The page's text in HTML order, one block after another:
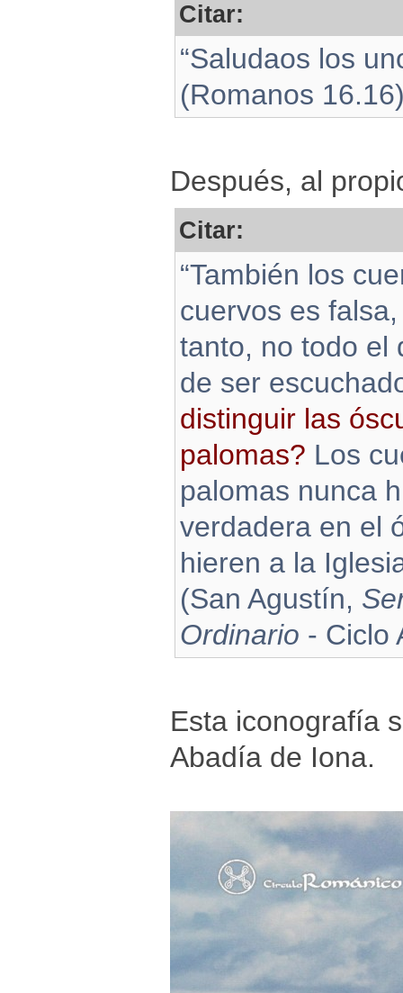
Citar:
“Saludaos los
(Romanos
Después, al
Citar:
“También los
cuervos es
tanto, no todo el
de ser
distinguir las
palomas? Los
palomas nunca
verdadera en el
hieren a la
(San Agustín,
Ordinario - Ciclo
Esta iconografía
Abadía de Iona.